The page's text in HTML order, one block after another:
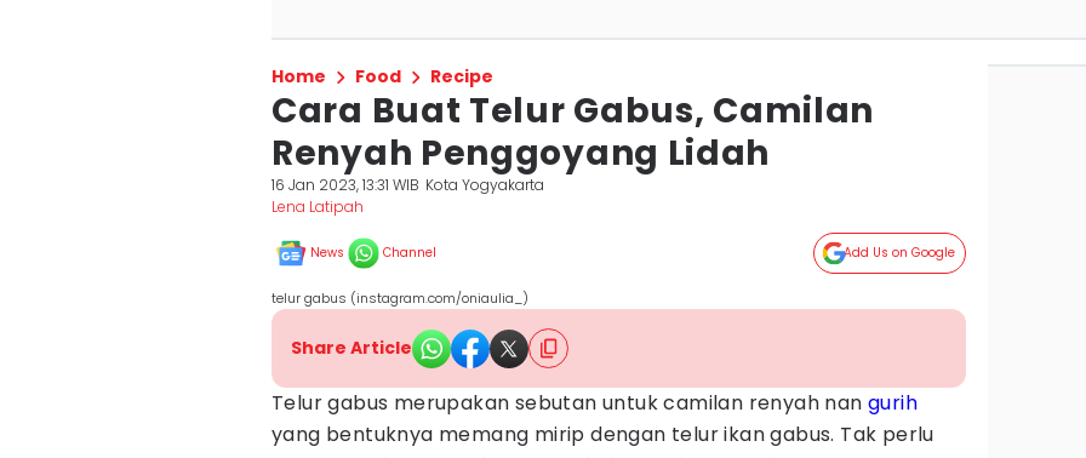
Home Food Recipe
Cara Buat Telur Gabus, Camilan
Renyah Penggoyang Lidah
16 Jan 2023, 13:31 WIB Kota Yogyakarta
Lena Latipah
News Channel Add Us on Google
telur gabus (instagram.com/oniaulia_)
Share Article
Telur gabus merupakan sebutan untuk camilan renyah nan gurih
yang bentuknya memang mirip dengan telur ikan gabus. Tak perlu